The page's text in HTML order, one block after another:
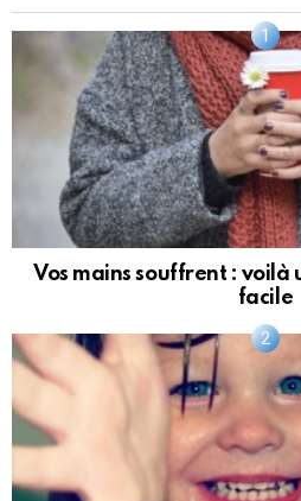
Vos mains souffrent : voilà
facile